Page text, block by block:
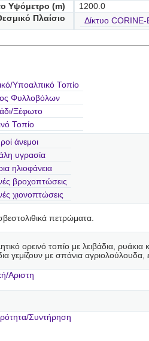
Υψόμετρο (m)
1200.0
Πλαίσιο
Δίκτυο
Υποαλπικό Τοπίο
Φυλλοβόλων
Ξέφωτο
Τοπίο
άνεμοι
υγρασία
ηλιοφάνεια
βροχοπτώσεις
χιονοπτώσεις
πετρώματα.
ορεινό τοπίο με λειβάδια,
γεμίζουν με σπάνια
Αριστη
Συντήρηση